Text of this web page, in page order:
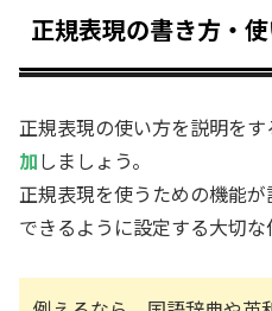
正規表現の書き方・
正規表現の使い方を説明を
加しましょう。
正規表現を使うための機能
できるように設定する大切な